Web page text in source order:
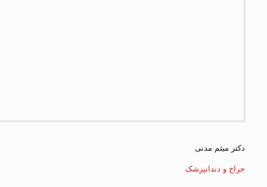
دکتر میثم مدنی
جراح و دندانپزشک